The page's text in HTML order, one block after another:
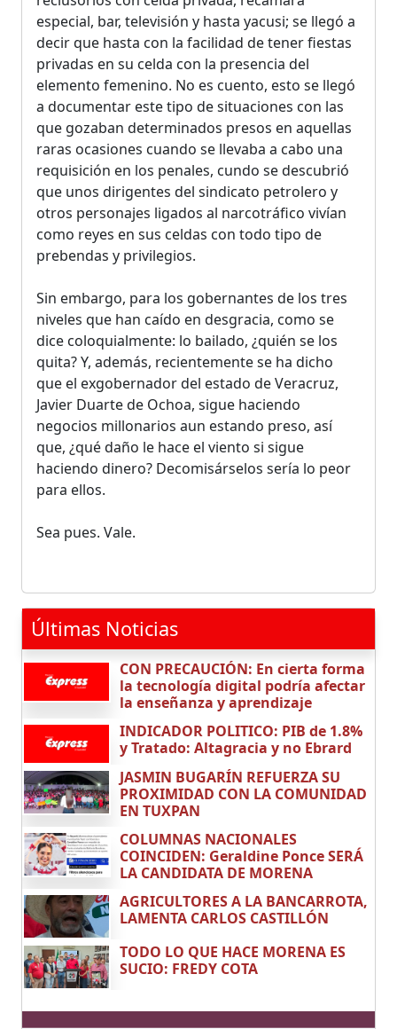
especial, bar, televisión y hasta yacusi; se llegó a
decir que hasta con la facilidad de tener fiestas
privadas en su celda con la presencia del
elemento femenino. No es cuento, esto se llegó
a documentar este tipo de situaciones con las
que gozaban determinados presos en aquellas
raras ocasiones cuando se llevaba a cabo una
requisición en los penales, cundo se descubrió
que unos dirigentes del sindicato petrolero y
otros personajes ligados al narcotráfico vivían
como reyes en sus celdas con todo tipo de
prebendas y privilegios.
Sin embargo, para los gobernantes de los tres
niveles que han caído en desgracia, como se
dice coloquialmente: lo bailado, ¿quién se los
quita? Y, además, recientemente se ha dicho
que el exgobernador del estado de Veracruz,
Javier Duarte de Ochoa, sigue haciendo
negocios millonarios aun estando preso, así
que, ¿qué daño le hace el viento si sigue
haciendo dinero? Decomisárselos sería lo peor
para ellos.
Sea pues. Vale.
Últimas Noticias
CON PRECAUCIÓN: En cierta forma
la tecnología digital podría afectar
la enseñanza y aprendizaje
INDICADOR POLITICO: PIB de 1.8%
y Tratado: Altagracia y no Ebrard
JASMIN BUGARÍN REFUERZA SU
PROXIMIDAD CON LA COMUNIDAD
EN TUXPAN
COLUMNAS NACIONALES
COINCIDEN: Geraldine Ponce SERÁ
LA CANDIDATA DE MORENA
AGRICULTORES A LA BANCARROTA,
LAMENTA CARLOS CASTILLÓN
TODO LO QUE HACE MORENA ES
SUCIO: FREDY COTA